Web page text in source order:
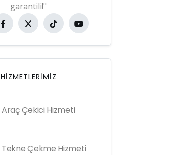
garantili!"
HIZMETLERIMIZ
Araç Çekici Hizmeti
Tekne Çekme Hizmeti